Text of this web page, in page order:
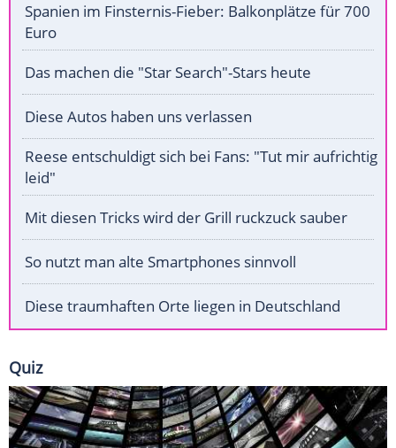
Spanien im Finsternis-Fieber: Balkonplätze für 700
Euro
Das machen die "Star Search"-Stars heute
Diese Autos haben uns verlassen
Reese entschuldigt sich bei Fans: "Tut mir aufrichtig
leid"
Mit diesen Tricks wird der Grill ruckzuck sauber
So nutzt man alte Smartphones sinnvoll
Diese traumhaften Orte liegen in Deutschland
Quiz